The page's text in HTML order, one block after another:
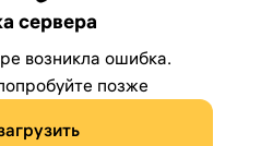
сервера
возникла ошибка.
позже